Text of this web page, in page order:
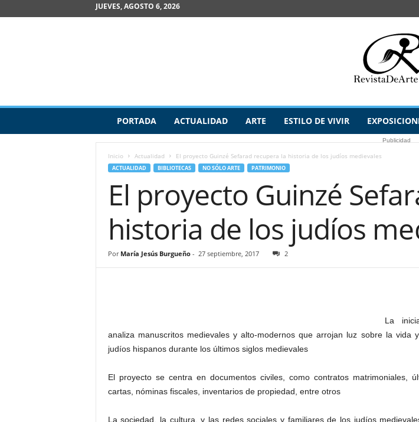
JUEVES, AGOSTO 6, 2026
v
PORTADA ACTUALIDAD ARTE ESTILO DE VIVIR
Publicidad
Inicio Actualidad El proyecto Guinzé Sefarad recupera la historia de los judíos medievales
ACTUALIDAD BIBLIOTECAS NO SÓLO ARTE PATRIMONIO
El proyecto Guinzé
historia de los judíos
Por María Jesús Burgueño- 27 septiembre, 2017 2
La
analiza manuscritos medievales y alto-modernos que arrojan luz sobre la vida
judíos hispanos durante los últimos siglos medievales
El proyecto se centra en documentos civiles, como contratos matrimoniales,
cartas, nóminas fiscales, inventarios de propiedad, entre otros
La sociedad, la cultura, y las redes sociales y familiares de los judíos